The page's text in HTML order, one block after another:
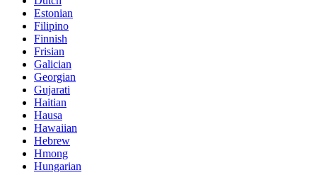
Estonian
Filipino
Finnish
Frisian
Galician
Georgian
Gujarati
Haitian
Hausa
Hawaiian
Hebrew
Hmong
Hungarian